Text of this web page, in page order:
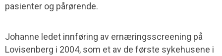
pasienter og pårørende.
Johanne ledet innføring av ernæringsscreening på
Lovisenberg i 2004, som et av de første sykehusene i